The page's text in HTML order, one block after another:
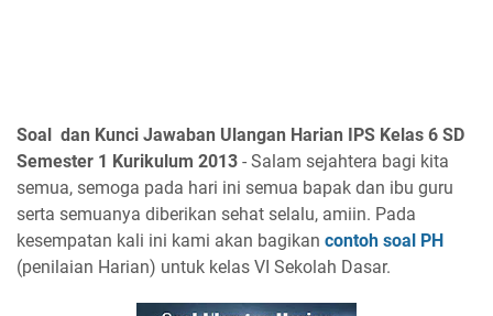
Soal dan Kunci Jawaban Ulangan Harian IPS Kelas 6 SD
Semester 1 Kurikulum 2013 - Salam sejahtera bagi kita
semua, semoga pada hari ini semua bapak dan ibu guru
serta semuanya diberikan sehat selalu, amiin. Pada
kesempatan kali ini kami akan bagikan contoh soal PH
(penilaian Harian) untuk kelas VI Sekolah Dasar.